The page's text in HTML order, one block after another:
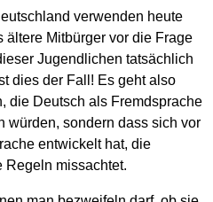
verwenden heute
Mitbürger vor die Frage
Jugendlichen tatsächlich
dies der Fall! Es geht also
die Deutsch als Fremdsprache
würden, sondern dass sich vor
entwickelt hat, die
Regeln missachtet.